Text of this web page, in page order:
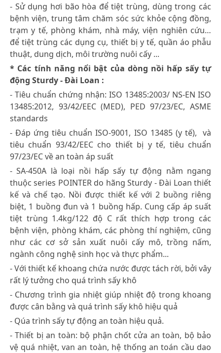
- Sử dụng hơi bão hòa để tiệt trùng, dùng trong các
bệnh viện, trung tâm chăm sóc sức khỏe cộng đồng,
trạm y tế, phòng khám, nhà máy, viện nghiên cứu…
để tiệt trùng các dụng cụ, thiết bị y tế, quần áo phẫu
thuật, dung dịch, môi trường nuôi cấy ...
* Các tính năng nổi bật của dòng nồi hấp sấy tự
động Sturdy - Đài Loan :
- Tiêu chuẩn chứng nhận: ISO 13485:2003/ NS-EN ISO
13485:2012, 93/42/EEC (MED), PED 97/23/EC, ASME
standards
- Đáp ứng tiêu chuẩn ISO-9001, ISO 13485 (y tế), và
tiêu chuẩn 93/42/EEC cho thiết bị y tế, tiêu chuẩn
97/23/EC về an toàn áp suất
- SA-450A là loại nồi hấp sấy tự động nằm ngang
thuộc series POINTER do hãng Sturdy - Đài Loan thiết
kế và chế tạo. Nồi được thiết kế với 2 buồng riêng
biệt, 1 buồng đun và 1 buồng hấp. Cung cấp áp suất
tiệt trùng 1.4kg/122 độ C rất thích hợp trong các
bệnh viện, phòng khám, các phòng thí nghiệm, cũng
như các cơ sở sản xuất nuôi cấy mô, trồng nấm,
ngành công nghệ sinh học và thực phẩm...
- Với thiết kế khoang chứa nước được tách rời, bởi vây
rất lý tưởng cho quá trình sấy khô
- Chương trình gia nhiệt giúp nhiệt độ trong khoang
được cân bằng và quá trình sấy khô hiệu quả
- Qúa trình sấy tự động an toàn hiệu quả.
- Thiết bị an toàn: bộ phận chốt cửa an toàn, bộ bảo
vệ quá nhiệt, van an toàn, hệ thống an toán cầu dao